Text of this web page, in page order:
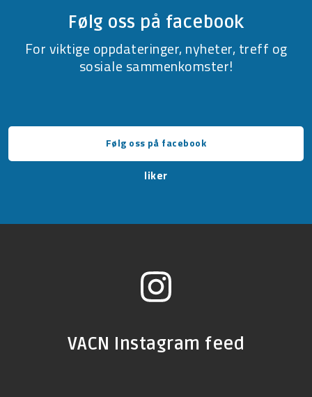
Følg oss på facebook
For viktige oppdateringer, nyheter, treff og
sosiale sammenkomster!
Følg oss på facebook
liker
VACN Instagram feed